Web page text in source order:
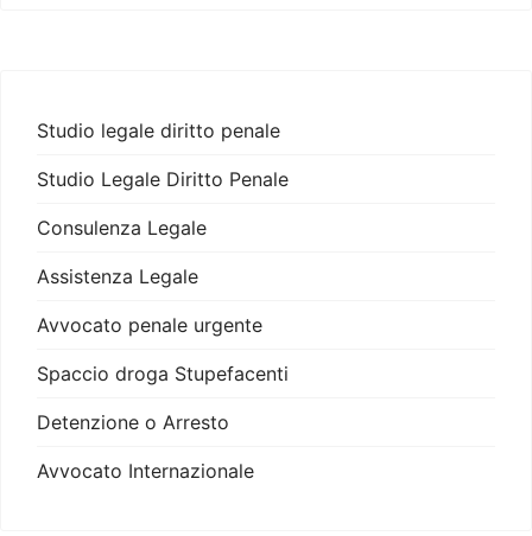
Studio legale diritto penale
Studio Legale Diritto Penale
Consulenza Legale
Assistenza Legale
Avvocato penale urgente
Spaccio droga Stupefacenti
Detenzione o Arresto
Avvocato Internazionale